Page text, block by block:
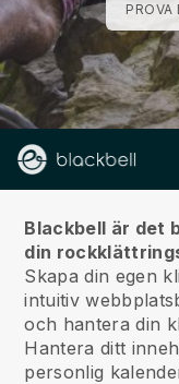
PROVA
Blackbell är det
din
Skapa din egen
intuitiv
och hantera din
Hantera ditt
personlig